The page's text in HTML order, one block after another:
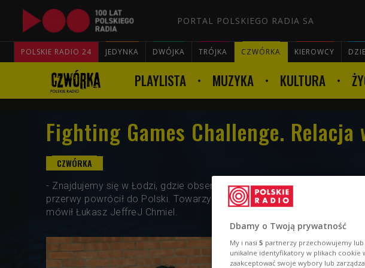
PORTAL POLSKIEGO RADIA SA
POLSKIE RADIO 24 JEDYNKA DWÓJKA TRÓJKA CZWÓRKA KIEROWCY
PLAYLISTA MUZYKA KULTURA
Fighting Games Challenge. Relacja
- Znajdujemy się w Łodzi, gdzie obserwujemy rozgrywki w ramach
przerwy powrócił do Polski. Towarzyszą nam wspaniali ludzie i panuje
mówił Łukasz JeffreJ Chmiel.
Dbamy o Twoją prywatność
My i nasi 5 partnerzy przechowujemy
unikalne identyfikatory w plikach cookie
zaakceptować swoje wybory lub